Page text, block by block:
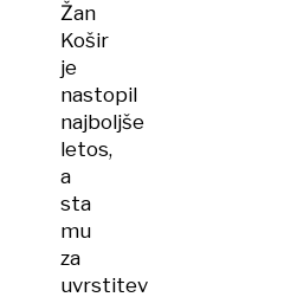
Žan
Košir
je
nastopil
najboljše
letos,
a
sta
mu
za
uvrstitev